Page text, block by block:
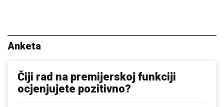
Anketa
Čiji rad na premijerskoj funkciji
ocjenjujete pozitivno?